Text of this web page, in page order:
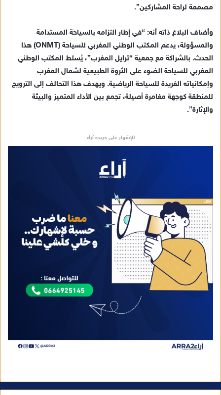
مصممة لراحة المشاركين”.
وأضاف البلاغ ذاته أنه: “في إطار التزامه بالسياحة المستدامة
والمسؤولة، يدعم المكتب الوطني المغربي للسياحة (ONMT) هذا
الحدث. بالشراكة مع جمعية “ترايل المغرب”، يُسلط المكتب الوطني
المغربي للسياحة الضوء على الثروة الطبيعية لشمال المغرب
وإمكانياته الفريدة للسياحة الرياضية. ويهدف هذا التحالف إلى الترويج
للمنطقة كوجهة مغامرة أصيلة، تجمع بين الأداء المتميز والبيئة
والإثارة”.
للإشهار على جريدة آراء